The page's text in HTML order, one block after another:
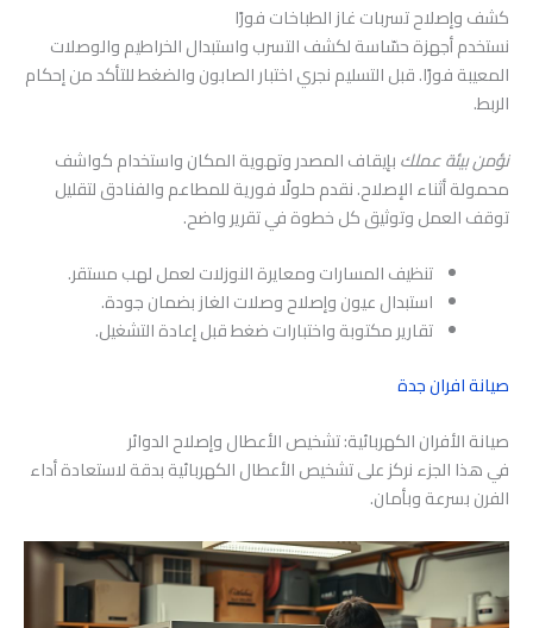
كشف وإصلاح تسربات غاز الطباخات فورًا
نستخدم أجهزة حسّاسة لكشف التسرب واستبدال الخراطيم والوصلات
المعيبة فورًا. قبل التسليم نجري اختبار الصابون والضغط للتأكد من إحكام
الربط.
نؤمن بيئة عملكبإيقاف المصدر وتهوية المكان واستخدام كواشف
محمولة أثناء الإصلاح. نقدم حلولًا فورية للمطاعم والفنادق لتقليل
توقف العمل وتوثيق كل خطوة في تقرير واضح.
تنظيف المسارات ومعايرة النوزلات لعمل لهب مستقر.
استبدال عيون وإصلاح وصلات الغاز بضمان جودة.
تقارير مكتوبة واختبارات ضغط قبل إعادة التشغيل.
صيانة افران جدة
صيانة الأفران الكهربائية: تشخيص الأعطال وإصلاح الدوائر
في هذا الجزء نركز على تشخيص الأعطال الكهربائية بدقة لاستعادة أداء
الفرن بسرعة وبأمان.